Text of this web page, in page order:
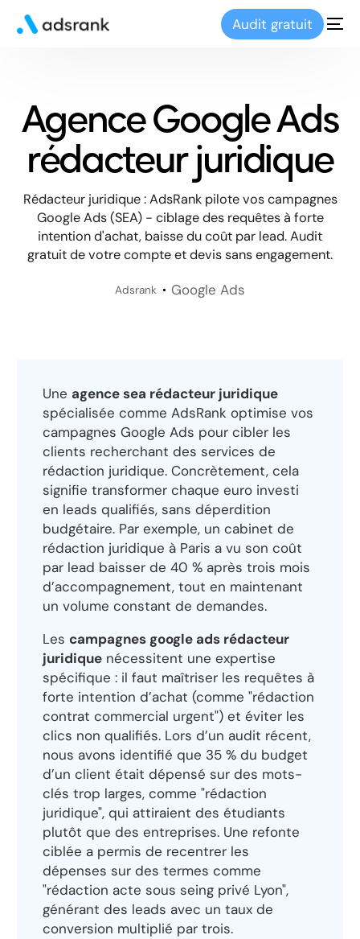
Audit gratuit
Agence Google Ads
rédacteur juridique
Rédacteur juridique : AdsRank pilote vos campagnes
Google Ads (SEA) - ciblage des requêtes à forte
intention d'achat, baisse du coût par lead. Audit
gratuit de votre compte et devis sans engagement.
Adsrank Google Ads
Une agence sea rédacteur juridique
spécialisée comme AdsRank optimise vos
campagnes Google Ads pour cibler les
clients recherchant des services de
rédaction juridique. Concrètement, cela
signifie transformer chaque euro investi
en leads qualifiés, sans déperdition
budgétaire. Par exemple, un cabinet de
rédaction juridique à Paris a vu son coût
par lead baisser de 40 % après trois mois
d’accompagnement, tout en maintenant
un volume constant de demandes.
Les campagnes google ads rédacteur
juridique nécessitent une expertise
spécifique : il faut maîtriser les requêtes à
forte intention d’achat (comme "rédaction
contrat commercial urgent") et éviter les
clics non qualifiés. Lors d’un audit récent,
nous avons identifié que 35 % du budget
d’un client était dépensé sur des mots-
clés trop larges, comme "rédaction
juridique", qui attiraient des étudiants
plutôt que des entreprises. Une refonte
ciblée a permis de recentrer les
dépenses sur des termes comme
"rédaction acte sous seing privé Lyon",
générant des leads avec un taux de
conversion multiplié par trois.